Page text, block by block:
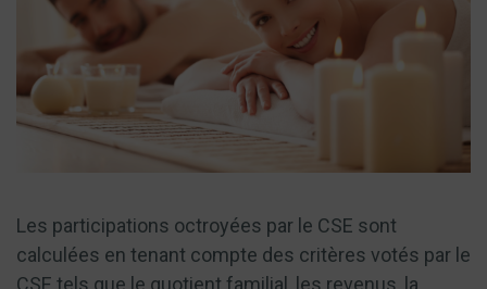
Les participations octroyées par le CSE sont
calculées en tenant compte des critères votés par le
CSE tels que le quotient familial, les revenus, la